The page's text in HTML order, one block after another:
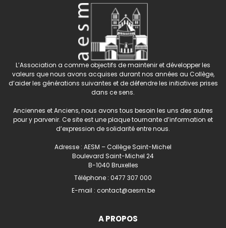
L’Association a comme objectifs de maintenir et développer les
valeurs que nous avons acquises durant nos années au Collège,
d’aider les générations suivantes et de défendre les initiatives prises
dans ce sens.
Anciennes et Anciens, nous avons tous besoin les uns des autres
pour y parvenir. Ce site est une plaque tournante d’information et
d’expression de solidarité entre nous.
Adresse : AESM – Collège Saint-Michel
Boulevard Saint-Michel 24
B-1040 Bruxelles
Téléphone : 0477 307 000
E-mail : contact@aesm.be
A PROPOS